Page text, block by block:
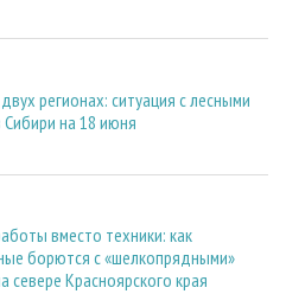
регионах: ситуация с лесными
на 18 июня
вместо техники: как
борются с «шелкопрядными»
севере Красноярского края